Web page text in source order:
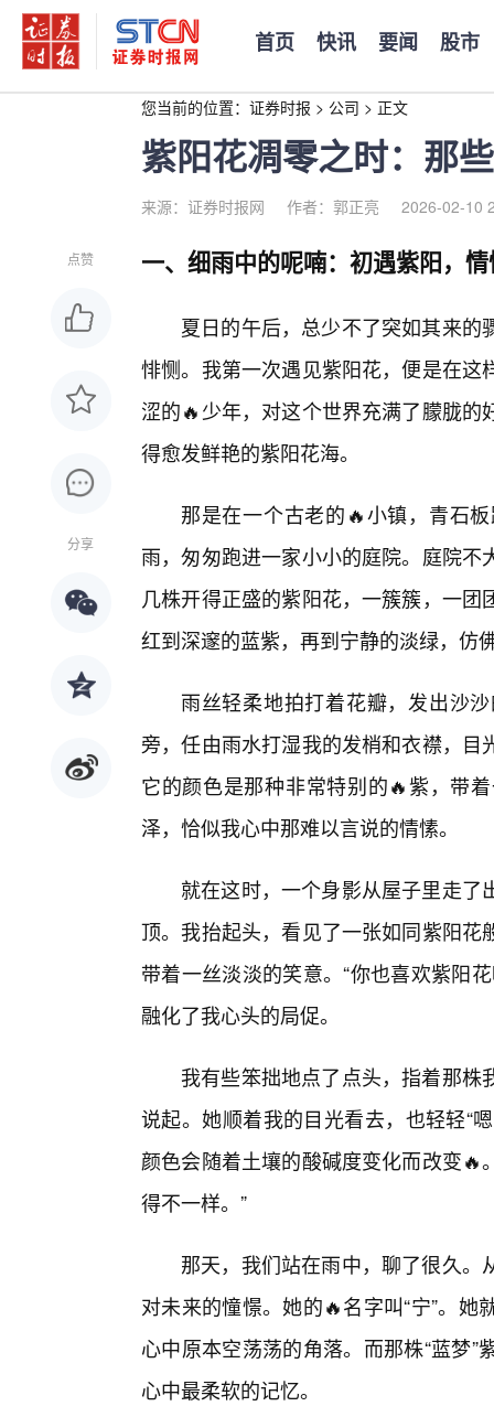
首页 快讯 要闻 股市
您当前的位置： 证券时报 > 公司 > 正文
紫阳花凋零之时：那
来源：证券时报网 作者：郭正亮 2026-02-10
点赞
分享
一、细雨中的呢喃：初遇紫阳，
夏日的午后，总少不了突如其来
悱恻。我第一次遇见紫阳花，便是在
涩的🔥少年，对这个世界充满了朦胧
得愈发鲜艳的紫阳花海。
那是在一个古老的🔥小镇，青石
雨，匆匆跑进一家小小的庭院。庭院
几株开得正盛的紫阳花，一簇簇，一
红到深邃的蓝紫，再到宁静的淡绿，仿
雨丝轻柔地拍打着花瓣，发出沙
旁，任由雨水打湿我的发梢和衣襟，
它的颜色是那种非常特别的🔥紫，带
泽，恰似我心中那难以言说的情愫。
就在这时，一个身影从屋子里走
顶。我抬起头，看见了一张如同紫阳
带着一丝淡淡的笑意。“你也喜欢紫阳
融化了我心头的局促。
我有些笨拙地点了点头，指着那
说起。她顺着我的目光看去，也轻轻“
颜色会随着土壤的酸碱度变化而改变
得不一样。”
那天，我们站在雨中，聊了很久
对未来的憧憬。她的🔥名字叫“宁”。
心中原本空荡荡的角落。而那株“蓝梦
心中最柔软的记忆。